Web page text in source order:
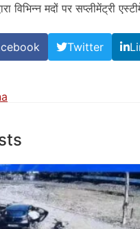
विभिन्न मदों पर सप्लीमेंट्री
Twitter